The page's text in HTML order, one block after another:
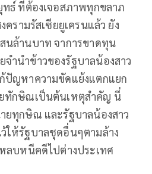
ธ์ ที่ต้องเจอสภาพทุกขลาภ
ครามรัสเซียยูเครนแล้ว ยัง
นล้านบาท จาการขาดทุน
จำนำข้าวของรัฐบาลน้องสาว
ญหาความขัดแย้งแตกแยก
ทักษิณเป็นต้นเหตุสำคัญ นี่
ยทุกษิณ และรัฐบาลน้องสาว
ห้รัฐบาลชุดอื่นๆตามล้าง
ลบหนีคดีไปต่างประเทศ